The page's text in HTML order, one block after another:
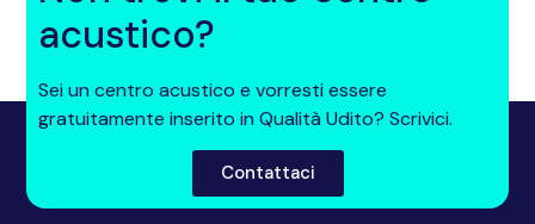
acustico?
Sei un centro acustico e vorresti essere
gratuitamente inserito in Qualità Udito? Scrivici.
Contattaci